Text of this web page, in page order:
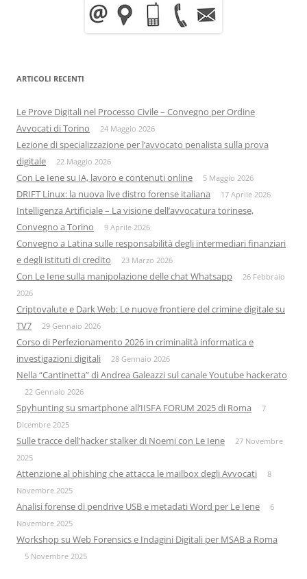
ARTICOLI RECENTI
Le Prove Digitali nel Processo Civile – Convegno per Ordine
Avvocati di Torino
24 Maggio 2026
Lezione di specializzazione per l’avvocato penalista sulla prova
digitale
22 Maggio 2026
Con Le Iene su IA, lavoro e contenuti online 5 Maggio 2026
DRIFT Linux: la nuova live distro forense italiana 17 Aprile 2026
Intelligenza Artificiale – La visione dell’avvocatura torinese,
Convegno a Torino
9 Aprile 2026
Convegno a Latina sulle responsabilità degli intermediari finanziari
e degli istituti di credito
23 Marzo 2026
Con Le Iene sulla manipolazione delle chat Whatsapp
26 Febbraio
2026
Criptovalute e Dark Web: Le nuove frontiere del crimine digitale su
TV7
29 Gennaio 2026
Corso di Perfezionamento 2026 in criminalità informatica e
investigazioni digitali
28 Gennaio 2026
Nella “Cantinetta” di Andrea Galeazzi sul canale Youtube hackerato
22 Gennaio 2026
Spyhunting su smartphone all’IISFA FORUM 2025 di Roma
7
Dicembre 2025
Sulle tracce dell’hacker stalker di Noemi con Le Iene
27 Novembre
2025
Attenzione al phishing che attacca le mailbox degli Avvocati
8
Novembre 2025
Analisi forense di pendrive USB e metadati Word per Le Iene
6
Novembre 2025
Workshop su Web Forensics e Indagini Digitali per MSAB a Roma
5 Novembre 2025